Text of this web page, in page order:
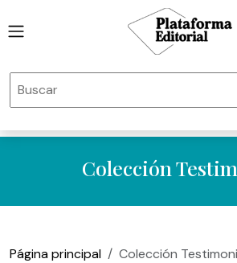
Colección
Página principal Colección